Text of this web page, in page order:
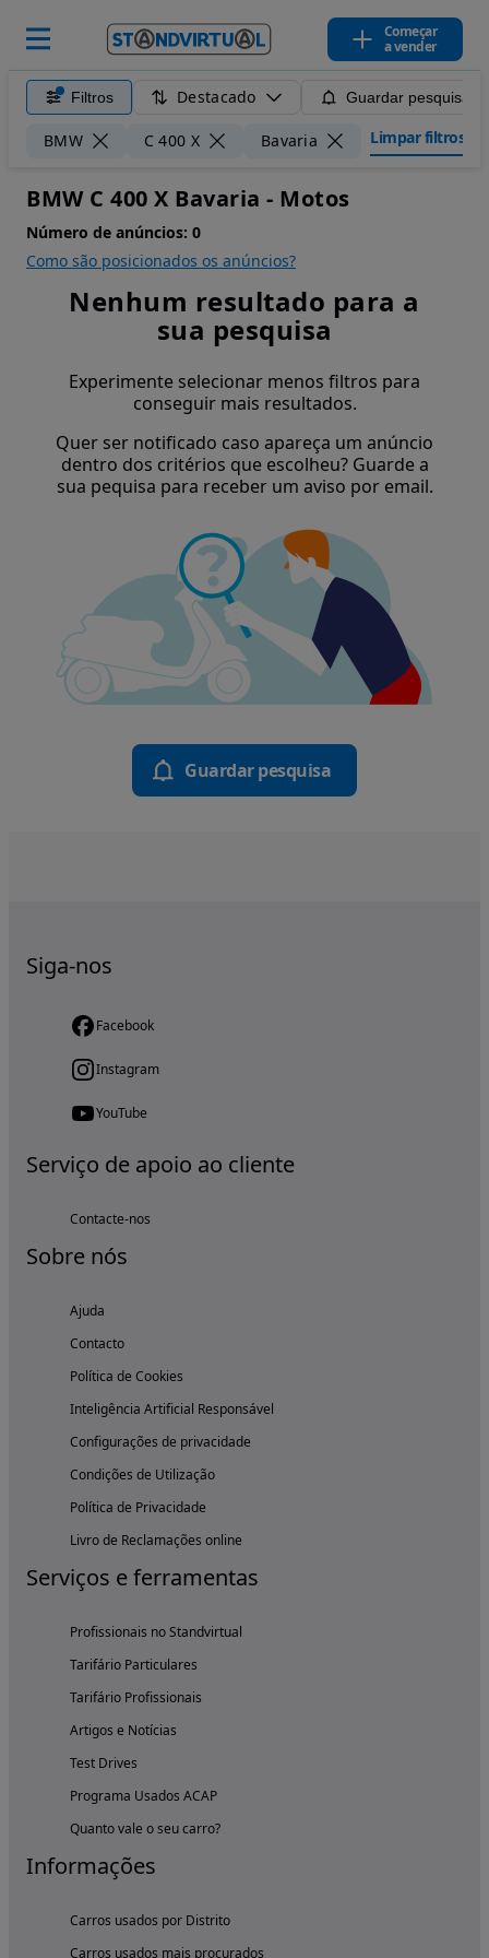
Começar
a vender
Filtros Destacado Guardar pesquisa
BMW C 400 X Bavaria Limpar filtros
BMW C 400 X Bavaria - Motos
Número de anúncios: 0
Como são posicionados os anúncios?
Nenhum resultado para a
sua pesquisa
Experimente selecionar menos filtros para
conseguir mais resultados.
Quer ser notificado caso apareça um anúncio
dentro dos critérios que escolheu? Guarde a
sua pequisa para receber um aviso por email.
Guardar pesquisa
Siga-nos
Facebook
Instagram
YouTube
Serviço de apoio ao cliente
Contacte-nos
Sobre nós
Ajuda
Contacto
Política de Cookies
Inteligência Artificial Responsável
Configurações de privacidade
Condições de Utilização
Política de Privacidade
Livro de Reclamações online
Serviços e ferramentas
Profissionais no Standvirtual
Tarifário Particulares
Tarifário Profissionais
Artigos e Notícias
Test Drives
Programa Usados ACAP
Quanto vale o seu carro?
Informações
Carros usados por Distrito
Carros usados mais procurados